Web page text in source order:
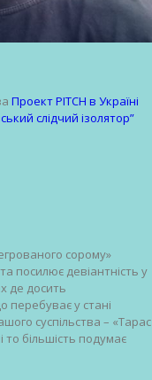
Проект PITCH в Україні
слідчий ізолятор”
сорому»
посилює девіантність у
де досить
у стані
суспільства – «Тарас
більшість подумає